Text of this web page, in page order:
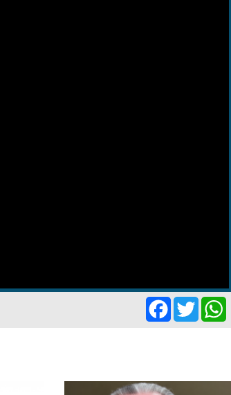
Facebook
Twitter